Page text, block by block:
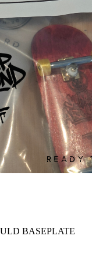
BASEPLATE